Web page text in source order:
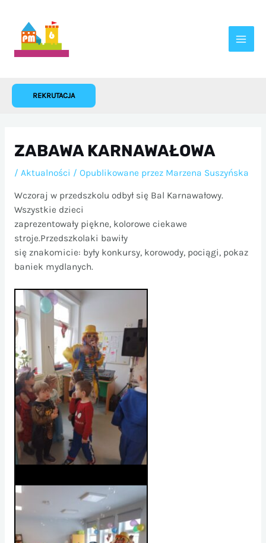
treści
REKRUTACJA
ZABAWA KARNAWAŁOWA
/ Aktualności / Opublikowane przez Marzena Suszyńska
Wczoraj w przedszkolu odbył się Bal Karnawałowy.
Wszystkie dzieci
zaprezentowały piękne, kolorowe ciekawe
stroje.Przedszkolaki bawiły
się znakomicie: były konkursy, korowody, pociągi, pokaz
baniek mydlanych.